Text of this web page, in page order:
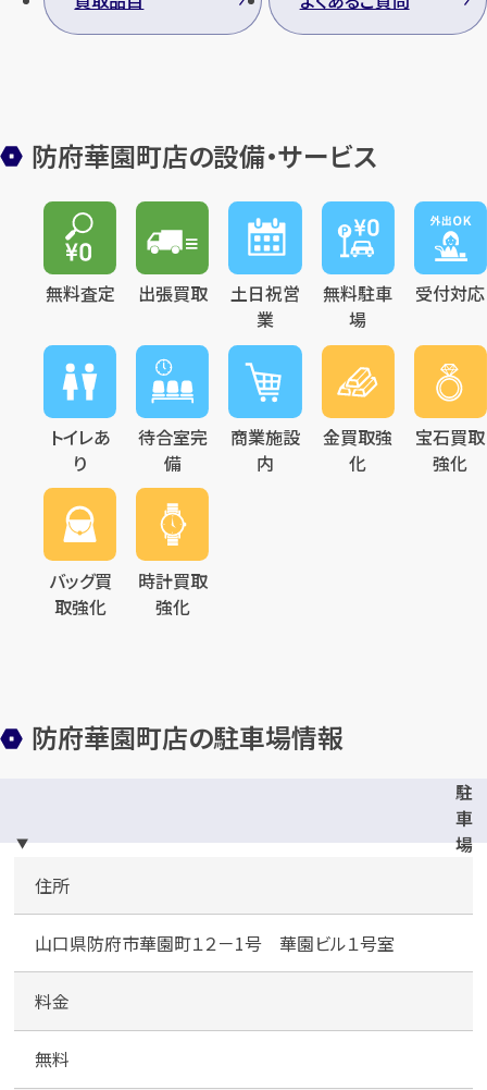
防府華園町店の設備・サービス
無料査定 出張買取
土日祝営
業
無料駐車
場
受付対応
トイレあ
り
待合室完
備
商業施設
内
金買取強
化
宝石買取
強化
バッグ買
取強化
時計買取
強化
防府華園町店の駐車場情報
駐
車
場
住所
山口県防府市華園町１２－1号 華園ビル１号室
料金
無料